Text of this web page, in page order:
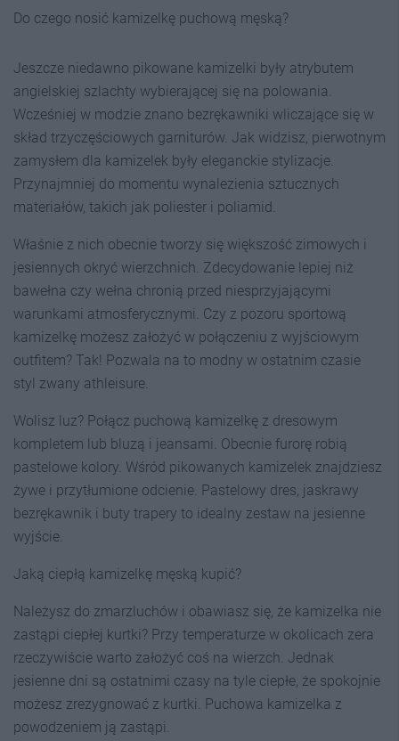
Do czego nosić kamizelkę puchową męską?
Jeszcze niedawno pikowane kamizelki były atrybutem
angielskiej szlachty wybierającej się na polowania.
Wcześniej w modzie znano bezrękawniki wliczające się w
skład trzyczęściowych garniturów. Jak widzisz, pierwotnym
zamysłem dla kamizelek były eleganckie stylizacje.
Przynajmniej do momentu wynalezienia sztucznych
materiałów, takich jak poliester i poliamid.
Właśnie z nich obecnie tworzy się większość zimowych i
jesiennych okryć wierzchnich. Zdecydowanie lepiej niż
bawełna czy wełna chronią przed niesprzyjającymi
warunkami atmosferycznymi. Czy z pozoru sportową
kamizelkę możesz założyć w połączeniu z wyjściowym
outfitem? Tak! Pozwala na to modny w ostatnim czasie
styl zwany athleisure.
Wolisz luz? Połącz puchową kamizelkę z dresowym
kompletem lub bluzą i jeansami. Obecnie furorę robią
pastelowe kolory. Wśród pikowanych kamizelek znajdziesz
żywe i przytłumione odcienie. Pastelowy dres, jaskrawy
bezrękawnik i buty trapery to idealny zestaw na jesienne
wyjście.
Jaką ciepłą kamizelkę męską kupić?
Należysz do zmarzluchów i obawiasz się, że kamizelka nie
zastąpi ciepłej kurtki? Przy temperaturze w okolicach zera
rzeczywiście warto założyć coś na wierzch. Jednak
jesienne dni są ostatnimi czasy na tyle ciepłe, że spokojnie
możesz zrezygnować z kurtki. Puchowa kamizelka z
powodzeniem ją zastąpi.